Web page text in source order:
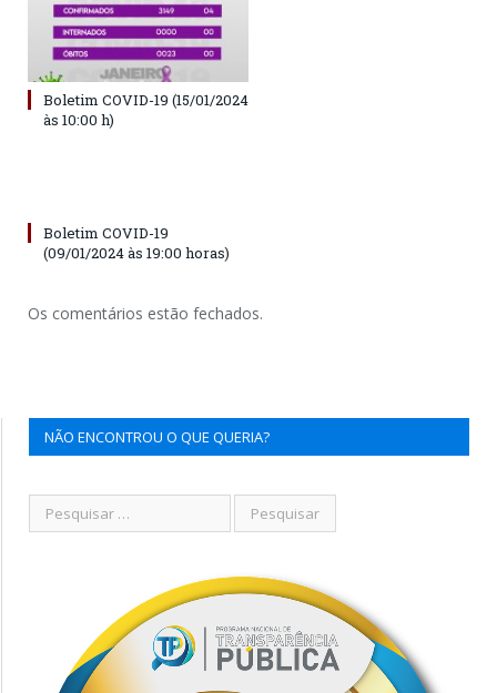
Boletim COVID-19 (15/01/2024
às 10:00 h)
Boletim COVID-19
(09/01/2024 às 19:00 horas)
Os comentários estão fechados.
NÃO ENCONTROU O QUE QUERIA?